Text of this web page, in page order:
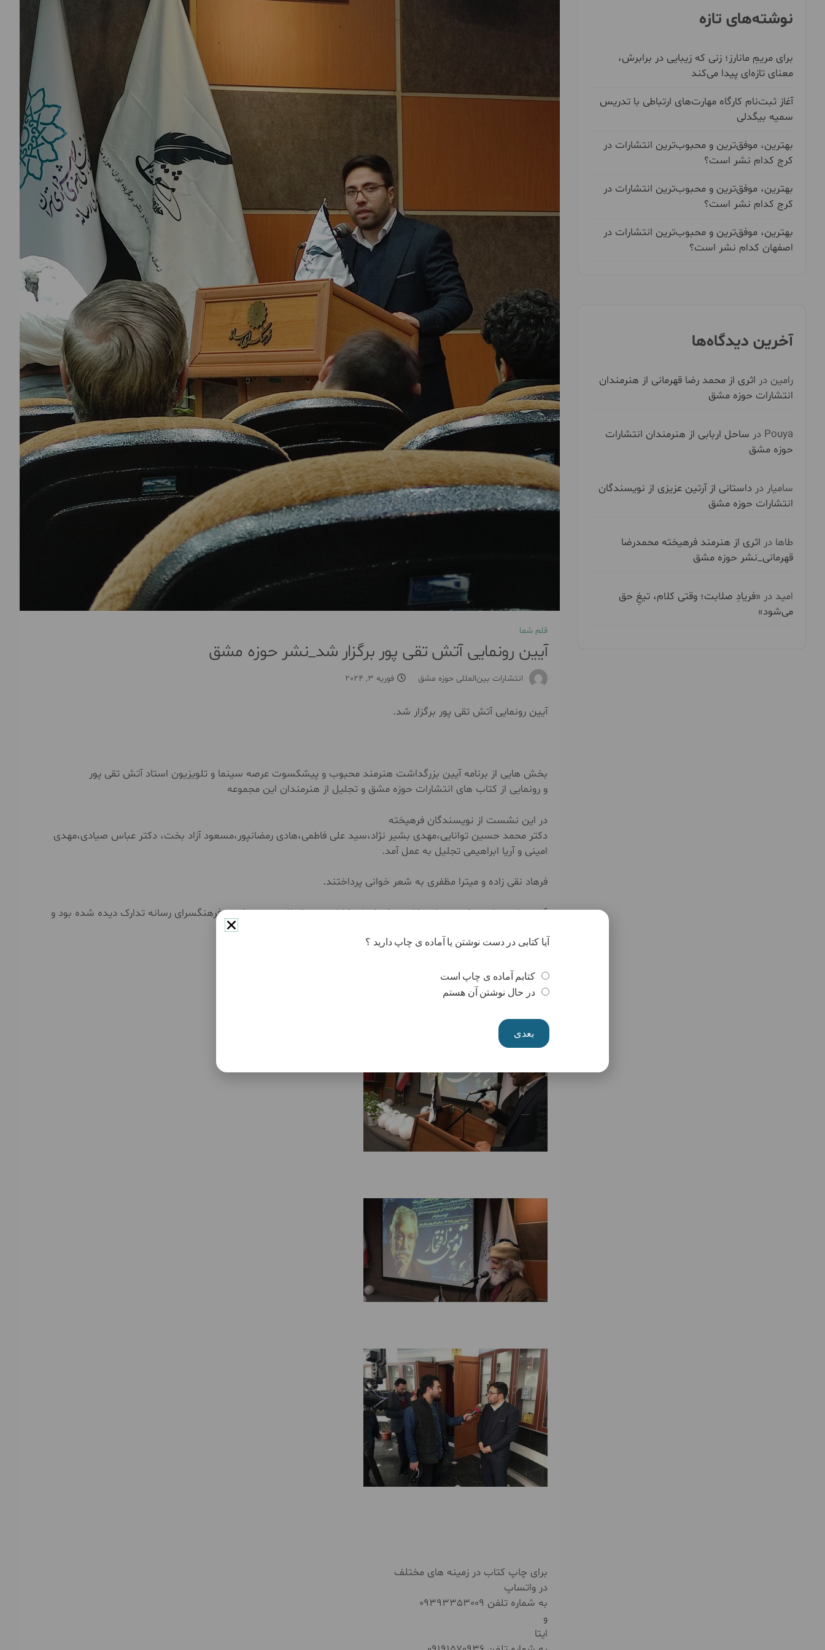
قلم شما
آیین رونمایی آتش تقی پور برگزار شد_نشر حوزه مشق
انتشارات بین‌المللی حوزه مشق فوریه 3, 2024
آیین رونمایی آتش تقی پور برگزار شد.
بخش هایی از برنامه آیین بزرگداشت هنرمند محبوب و پیشکسوت عرصه سینما و تلویزیون استاد آتش تقی پور
و رونمایی از کتاب های انتشارات حوزه مشق و تجلیل از هنرمندان این مجموعه
در این نشست از نویسندگان فرهیخته
دکتر محمد حسین توانایی،مهدی بشیر نژاد،سید علی فاطمی،هادی رمضانپور،مسعود آزاد بخت، دکتر عباس صیادی،مهدی
امینی و آریا ابراهیمی تجلیل به عمل آمد.
فرهاد نقی زاده و میترا مظفری به شعر خوانی پرداختند.
گفتنی است این نشست با همکاری مشترک انتشارات بین المللی حوزه مشق و فرهنگسرای رسانه تدارک دیده شده بود و
برای چاپ کتاب در زمینه های مختلف
در واتساپ
به شماره تلفن 09393353009
و
ایتا
نوشته‌های تازه
برای مریمِ مانارز؛ زنی که زیبایی در برابرش،
معنای تازه‌ای پیدا می‌کند
آغاز ثبت‌نام کارگاه مهارت‌های ارتباطی با تدریس
سمیه بیگدلی
بهترین، موفق‌ترین و محبوب‌ترین انتشارات در
کرج کدام نشر است؟
بهترین، موفق‌ترین و محبوب‌ترین انتشارات در
کرج کدام نشر است؟
بهترین، موفق‌ترین و محبوب‌ترین انتشارات در
اصفهان کدام نشر است؟
آخرین دیدگاه‌ها
رامین در اثری از محمد رضا قهرمانی از هنرمندان
انتشارات حوزه مشق
Pouya در ساحل اربابی از هنرمندان انتشارات
حوزه مشق
سامیار در داستانی از آرتین عزیزی از نویسندگان
انتشارات حوزه مشق
طاها در اثری از هنرمند فرهیخته محمدرضا
قهرمانی_نشر حوزه مشق
امید در «فریادِ صلابت؛ وقتی کلام، تیغِ حق
می‌شود»
آیا کتابی در دست نوشتن یا آماده ی چاپ دارید ؟
کتابم آماده ی چاپ است
در حال نوشتن آن هستم
بعدی